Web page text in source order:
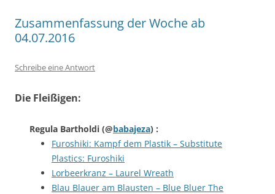
Zusammenfassung der Woche ab
04.07.2016
Schreibe eine Antwort
Die Fleißigen:
Regula Bartholdi (@babajeza) :
Furoshiki: Kampf dem Plastik – Substitute
Plastics: Furoshiki
Lorbeerkranz – Laurel Wreath
Blau Blauer am Blausten – Blue Bluer The